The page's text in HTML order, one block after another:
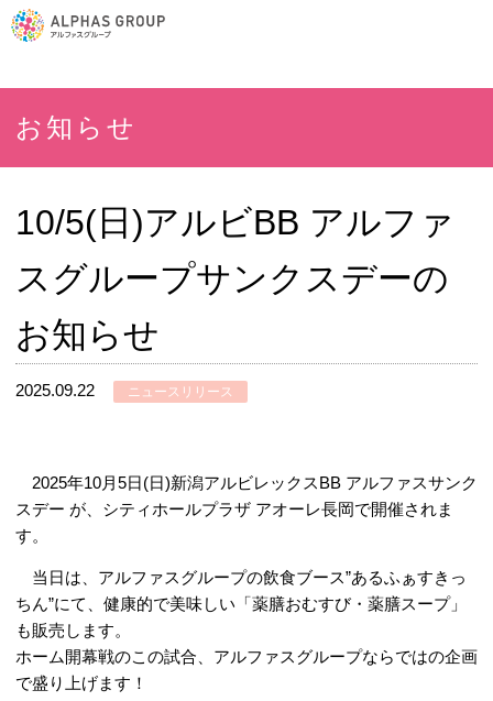
お知らせ
10/5(日)アルビBB アルファ
スグループサンクスデーの
お知らせ
2025.09.22 ニュースリリース
2025年10月5日(日)新潟アルビレックスBB アルファスサンク
スデー が、シティホールプラザ アオーレ長岡で開催されま
す。
当日は、アルファスグループの飲食ブース”あるふぁすきっ
ちん”にて、健康的で美味しい「薬膳おむすび・薬膳スープ」
も販売します。
ホーム開幕戦のこの試合、アルファスグループならではの企画
で盛り上げます！